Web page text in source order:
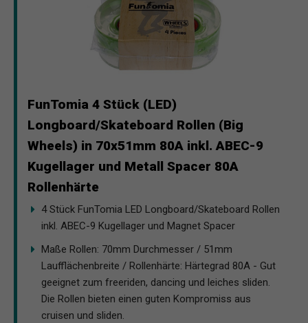
FunTomia 4 Stück (LED)
Longboard/Skateboard Rollen (Big
Wheels) in 70x51mm 80A inkl. ABEC-9
Kugellager und Metall Spacer 80A
Rollenhärte
4 Stück FunTomia LED Longboard/Skateboard Rollen
inkl. ABEC-9 Kugellager und Magnet Spacer
Maße Rollen: 70mm Durchmesser / 51mm
Laufflächenbreite / Rollenhärte: Härtegrad 80A - Gut
geeignet zum freeriden, dancing und leiches sliden.
Die Rollen bieten einen guten Kompromiss aus
cruisen und sliden.